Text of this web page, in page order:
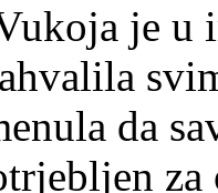
je u
da